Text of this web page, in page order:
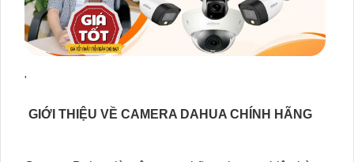
'
GIỚI THIỆU VỀ CAMERA DAHUA CHÍNH HÃNG